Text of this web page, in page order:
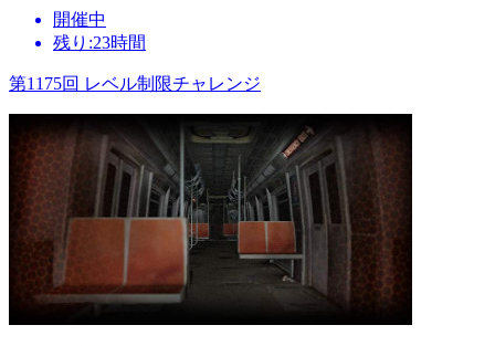
開催中
残り:23時間
第1175回 レベル制限チャレンジ